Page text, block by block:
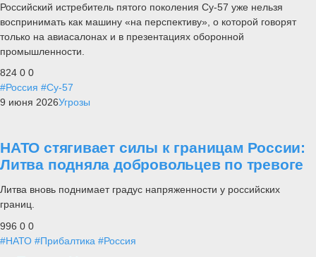
Российский истребитель пятого поколения Су-57 уже нельзя
воспринимать как машину «на перспективу», о которой говорят
только на авиасалонах и в презентациях оборонной
промышленности.
824 0 0
#Россия #Су-57
9 июня 2026Угрозы
НАТО стягивает силы к границам России:
Литва подняла добровольцев по тревоге
Литва вновь поднимает градус напряженности у российских
границ.
996 0 0
#НАТО #Прибалтика #Россия